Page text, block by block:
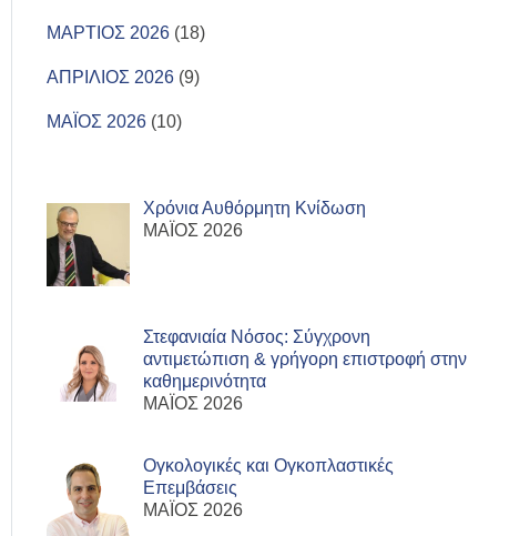
ΜΑΡΤΙΟΣ 2026 (18)
ΑΠΡΙΛΙΟΣ 2026 (9)
ΜΑΪΟΣ 2026 (10)
Χρόνια Αυθόρμητη Κνίδωση
ΜΑΪΟΣ 2026
Στεφανιαία Νόσος: Σύγχρονη
αντιμετώπιση & γρήγορη επιστροφή στην
καθημερινότητα
ΜΑΪΟΣ 2026
Ογκολογικές και Ογκοπλαστικές
Επεμβάσεις
ΜΑΪΟΣ 2026